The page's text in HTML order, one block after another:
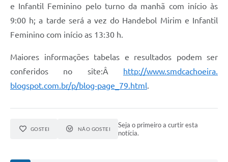
e Infantil Feminino pelo turno da manhã com início às
9:00 h; a tarde será a vez do Handebol Mirim e Infantil
Feminino com início as 13:30 h.
Maiores informações tabelas e resultados podem ser
conferidos no site:Â http://www.smdcachoeira.
blogspot.com.br/p/blog-page_ 79.html.
GOSTEI NÃO GOSTEI
Seja o primeiro a curtir esta
notícia.